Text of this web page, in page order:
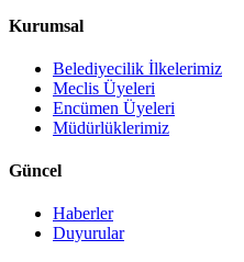
Kurumsal
Belediyecilik İlkelerimiz
Meclis Üyeleri
Encümen Üyeleri
Müdürlüklerimiz
Güncel
Haberler
Duyurular